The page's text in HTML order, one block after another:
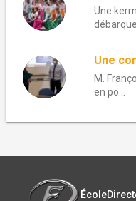
Une
Une
M.
en po...